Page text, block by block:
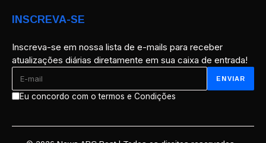
INSCREVA-SE
Inscreva-se em nossa lista de e-mails para receber
atualizações diárias diretamente em sua caixa de entrada!
Eu concordo com o termos e Condições